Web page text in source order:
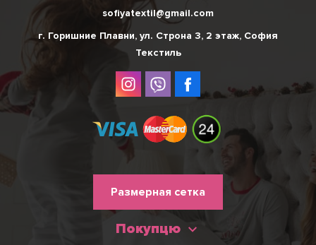
sofiyatextil@gmail.com
г. Горишние Плавни, ул. Строна 3, 2 этаж, София
Текстиль
нижнього
колонтитулу
Размерная сетка
Покупцю